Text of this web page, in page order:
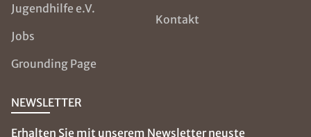
Jugendhilfe e.V.
Jobs
Grounding Page
Kontakt
NEWSLETTER
Erhalten Sie mit unserem Newsletter neuste